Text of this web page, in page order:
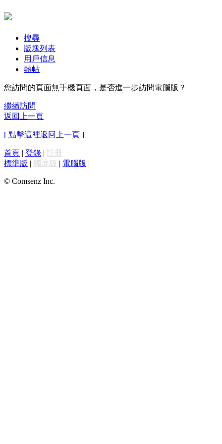
搜尋
版塊列表
用戶信息
熱帖
您訪問的頁面無手機頁面，是否進一步訪問電腦版？
繼續訪問
返回上一頁
[ 點擊這裡返回上一頁 ]
首頁 | 登錄 | 註冊
標準版 | 觸屏版 | 電腦版 |
© Comsenz Inc.